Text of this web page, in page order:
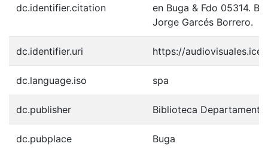
dc.identifier.citation
en Buga & Fdo 05314.
Jorge Garcés Borrero.
dc.identifier.uri https://
dc.language.iso spa
dc.publisher Biblioteca
dc.pubplace Buga